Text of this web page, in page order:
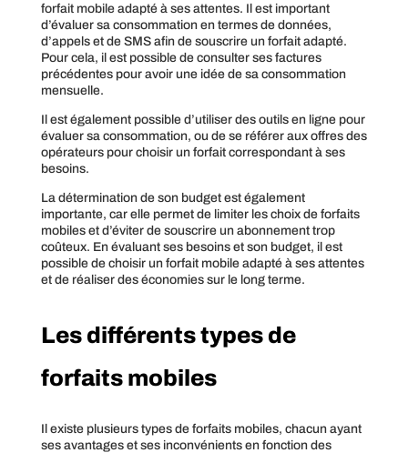
forfait mobile adapté à ses attentes. Il est important
d’évaluer sa consommation en termes de données,
d’appels et de SMS afin de souscrire un forfait adapté.
Pour cela, il est possible de consulter ses factures
précédentes pour avoir une idée de sa consommation
mensuelle.
Il est également possible d’utiliser des outils en ligne pour
évaluer sa consommation, ou de se référer aux offres des
opérateurs pour choisir un forfait correspondant à ses
besoins.
La détermination de son budget est également
importante, car elle permet de limiter les choix de forfaits
mobiles et d’éviter de souscrire un abonnement trop
coûteux. En évaluant ses besoins et son budget, il est
possible de choisir un forfait mobile adapté à ses attentes
et de réaliser des économies sur le long terme.
Les différents types de
forfaits mobiles
Il existe plusieurs types de forfaits mobiles, chacun ayant
ses avantages et ses inconvénients en fonction des